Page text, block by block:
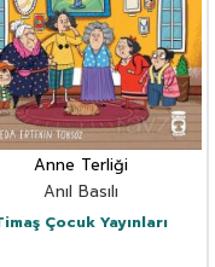
Anne Terliği
Anıl Basılı
Çocuk Yayınları